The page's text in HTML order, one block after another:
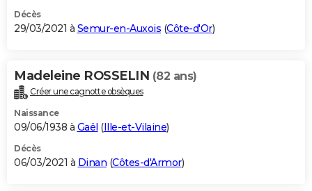
Décès
29/03/2021 à Semur-en-Auxois (Côte-d'Or)
Madeleine ROSSELIN (82 ans)
Créer une cagnotte obsèques
Naissance
09/06/1938 à Gaël (Ille-et-Vilaine)
Décès
06/03/2021 à Dinan (Côtes-d'Armor)